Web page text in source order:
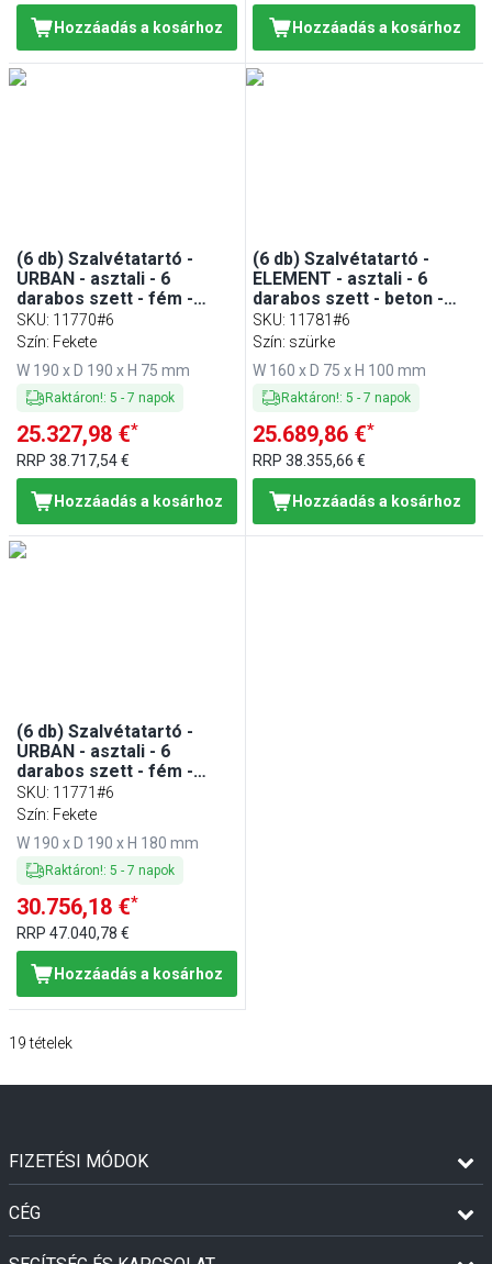
Hozzáadás a kosárhoz Hozzáadás a kosárhoz
(6 db) Szalvétatartó -
URBAN - asztali - 6
darabos szett - fém -
190x75 mm - kb. 50 17x17
cm koktélszalvéta (1/4
tartozék: lesúlyozó
SKU: 11770#6
Szín: Fekete
W 190 x D 190 x H 75 mm
Raktáron!: 5 - 7 napok
25.327,98 €*
RRP 38.717,54 €
Hozzáadás a kosárhoz
(6 db) Szalvétatartó -
ELEMENT - asztali - 6
darabos szett - beton -
160x100 mm - kb. 50 17x17
cm koktélszalvéta -
bútorbarát alj
SKU: 11781#6
Szín: szürke
W 160 x D 75 x H 100 mm
Raktáron!:5 -7 napok
25.689,86 €*
RRP38.355,66 €
Hozzáadás a kosárhoz
(6 db) Szalvétatartó -
URBAN - asztali - 6
darabos szett - fém -
190x180 mm - kb. 120
17x17 cm koktélszalvéta -
lesúlyozó
SKU: 11771#6
Szín: Fekete
W 190 x D 190 x H 180 mm
Raktáron!: 5 - 7 napok
30.756,18 €*
RRP 47.040,78 €
Hozzáadás a kosárhoz
19 tételek
FIZETÉSI MÓDOK
CÉG